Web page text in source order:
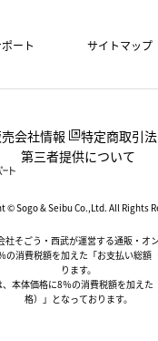
ート サイトマップ
会社情報
特定商取引
第三者提供について
© Sogo & Seibu Co.,Ltd. All Rights
そごう・西武が運営する通販・オ
の消費税額を加えた「お支払い総額
ります。
本体価格に8％の消費税額を加えた
格）」となっております。